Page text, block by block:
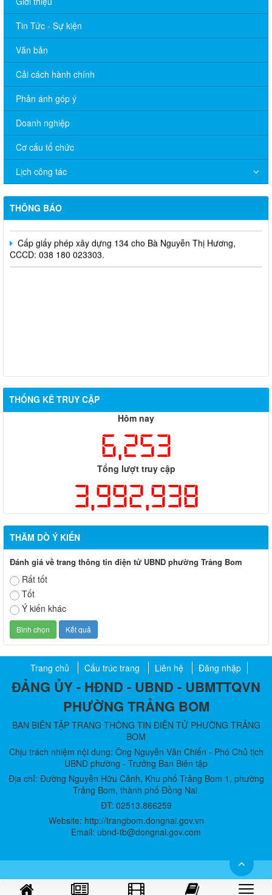
Tin Tức - Sự kiện
Văn bản
Cải cách hành chính
Phản ánh góp ý
Doanh nghiệp
Cơ cấu tổ chức
Lịch công tác
THÔNG BÁO
Thông báo lịch tắt sóng 2G của Viettel trên địa bàn phường
Trảng Bom
Cấp giấy phép xây dựng 132 cho Ông Đào Văn Dũng, CCCD:
036 067 012 608.
Quyết định 651/QĐ-UBND về việc cho phép chuyển mục đích
sử dụng đất bà Lê Thị Thu
Cấp giấy phép xây dựng 134 cho Bà Nguyễn Thị Hương,
CCCD: 038 180 023303.
THỐNG KÊ TRUY CẬP
Hôm nay
6,253
Tổng lượt truy cập
3,992,938
THĂM DÒ Ý KIẾN
Đánh giá về trang thông tin điện tử UBND phường Trảng Bom
Rất tốt
Tốt
Ý kiến khác
Trang chủ Cấu trúc trang Liên hệ Đăng nhập
ĐẢNG ỦY - HĐND - UBND - UBMTTQVN
PHƯỜNG TRẢNG BOM
BAN BIÊN TẬP TRANG THÔNG TIN ĐIỆN TỬ PHƯỜNG TRẢNG
BOM
Chịu trách nhiệm nội dung: Ông Nguyễn Văn Chiến - Phó Chủ tịch
UBND phường - Trưởng Ban Biên tập
Địa chỉ: Đường Nguyễn Hữu Cảnh, Khu phố Trảng Bom 1, phường
Trảng Bom, thành phố Đồng Nai
ĐT: 02513.866259
Website: http://trangbom.dongnai.gov.vn
Email: ubnd-tb@dongnai.gov.com